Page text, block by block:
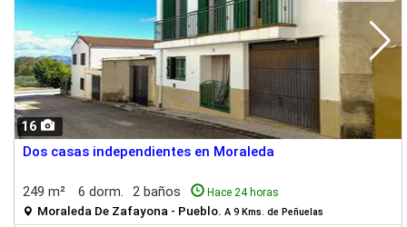
16
Dos casas independientes en Moraleda
249 m² 6 dorm. 2 baños Hace 24 horas
Moraleda De Zafayona - Pueblo. A 9 Kms. de Peñuelas